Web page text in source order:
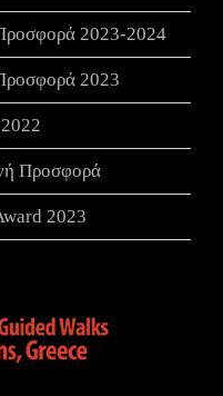
2023-2024
2023
Προσφορά
2023